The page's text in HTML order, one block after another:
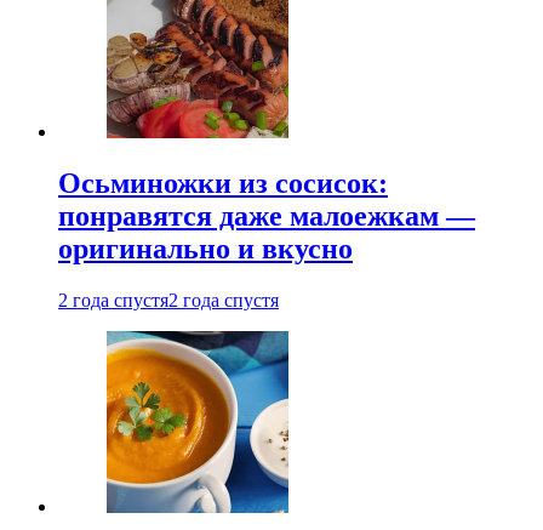
Осьминожки из сосисок:
понравятся даже малоежкам —
оригинально и вкусно
2 года спустя2 года спустя